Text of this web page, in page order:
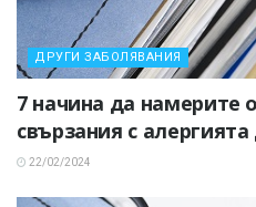
ДРУГИ ЗАБОЛЯВАНИЯ
7 начина да намерите
свързания с
22/02/2024